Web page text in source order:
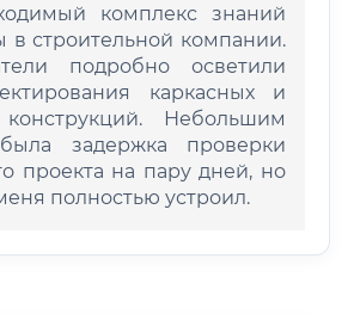
комплекс знаний
в строительной компании.
подробно осветили
каркасных и
Небольшим
задержка проверки
проекта на пару дней, но
полностью устроил.